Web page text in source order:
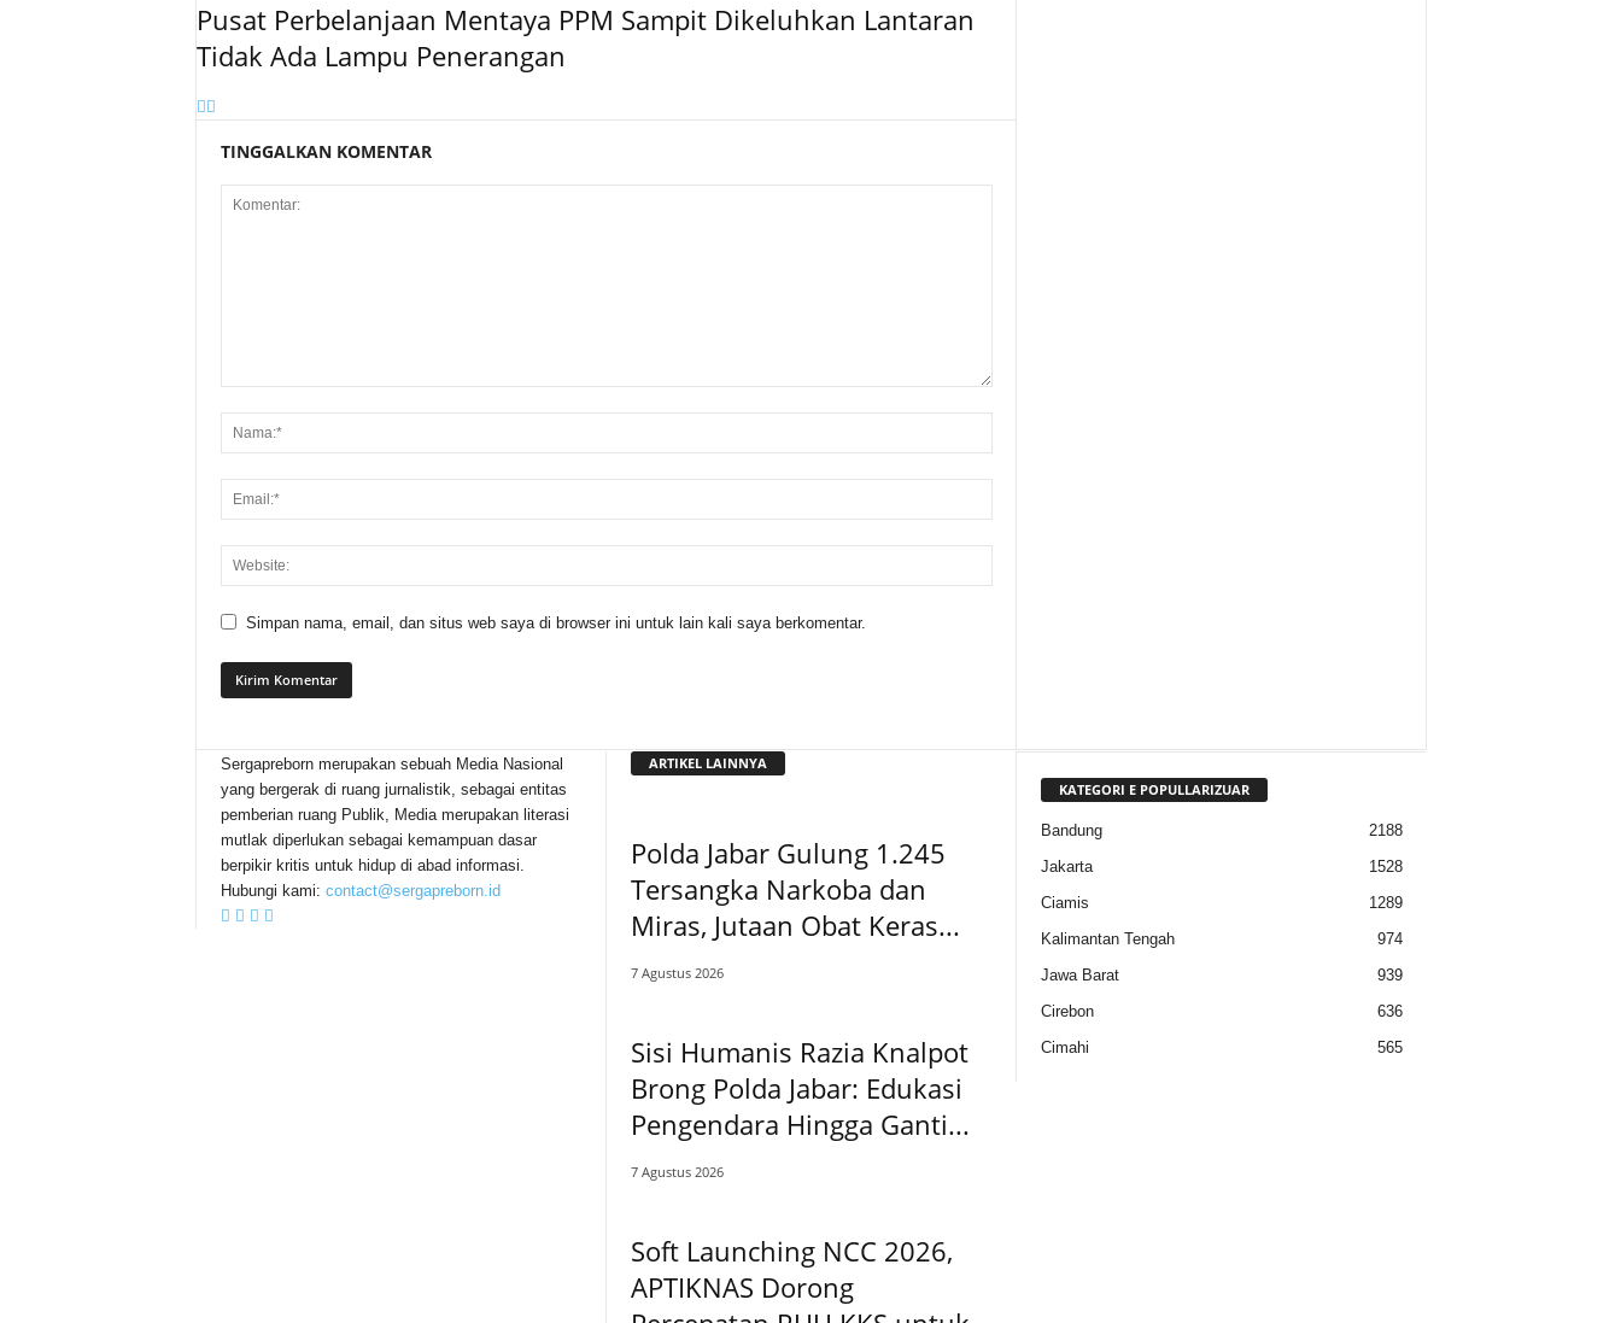
Pusat Perbelanjaan Mentaya PPM Sampit Dikeluhkan Lantaran
Tidak Ada Lampu Penerangan
TINGGALKAN KOMENTAR
Simpan nama, email, dan situs web saya di browser ini untuk lain kali saya berkomentar.
Sergapreborn merupakan sebuah Media Nasional
yang bergerak di ruang jurnalistik, sebagai entitas
pemberian ruang Publik, Media merupakan literasi
mutlak diperlukan sebagai kemampuan dasar
berpikir kritis untuk hidup di abad informasi.
Hubungi kami: contact@sergapreborn.id
ARTIKEL LAINNYA
Polda Jabar Gulung 1.245
Tersangka Narkoba dan
Miras, Jutaan Obat Keras...
7 Agustus 2026
Sisi Humanis Razia Knalpot
Brong Polda Jabar: Edukasi
Pengendara Hingga Ganti...
7 Agustus 2026
Soft Launching NCC 2026,
APTIKNAS Dorong
KATEGORI E POPULLARIZUAR
Bandung
2188
Jakarta
1528
Ciamis
1289
Kalimantan Tengah
974
Jawa Barat
939
Cirebon
636
Cimahi
565